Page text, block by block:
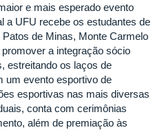
e mais esperado evento
a UFU recebe os estudantes de
de Minas, Monte Carmelo
a integração sócio
estreitando os laços de
um evento esportivo de
esportivas nas mais diversas
conta com cerimônias
além de premiação às